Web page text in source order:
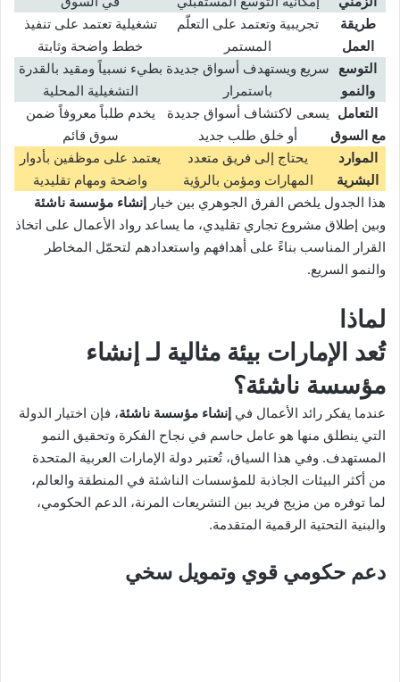
طريقة
العمل
تجريبية وتعتمد على التعلّم
المستمر
تشغيلية تعتمد على تنفيذ
خطط واضحة وثابتة
التوسع
والنمو
سريع ويستهدف أسواق جديدة
باستمرار
بطيء نسبياً ومقيد بالقدرة
التشغيلية المحلية
التعامل
مع السوق
يسعى لاكتشاف أسواق جديدة
أو خلق طلب جديد
يخدم طلباً معروفاً ضمن
سوق قائم
الموارد
البشرية
يحتاج إلى فريق متعدد
المهارات ومؤمن بالرؤية
يعتمد على موظفين بأدوار
واضحة ومهام تقليدية
هذا الجدول يلخص الفرق الجوهري بين خيار إنشاء مؤسسة ناشئة
وبين إطلاق مشروع تجاري تقليدي، ما يساعد رواد الأعمال على اتخاذ
القرار المناسب بناءً على أهدافهم واستعدادهم لتحمّل المخاطر
والنمو السريع.
لماذا
تُعد الإمارات بيئة مثالية لـ إنشاء
مؤسسة ناشئة؟
عندما يفكر رائد الأعمال في إنشاء مؤسسة ناشئة، فإن اختيار الدولة
التي ينطلق منها هو عامل حاسم في نجاح الفكرة وتحقيق النمو
المستهدف. وفي هذا السياق، تُعتبر دولة الإمارات العربية المتحدة
من أكثر البيئات الجاذبة للمؤسسات الناشئة في المنطقة والعالم،
لما توفره من مزيج فريد بين التشريعات المرنة، الدعم الحكومي،
والبنية التحتية الرقمية المتقدمة.
دعم حكومي قوي وتمويل سخي